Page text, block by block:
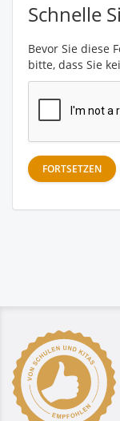
Schnelle
Bevor Sie diese
bitte, dass Sie
FORTSETZEN